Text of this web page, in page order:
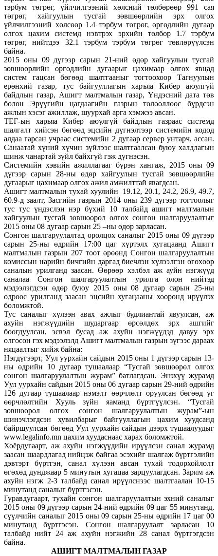
тэрбум төгрөг, үйлчилгээний хөлсний төлбөрөөр 991 сая
төгрөг, хайгуулын тусгай зөвшөөрлийн эрх олгох
үйлчилгээний хөлсөөр 1.4 тэрбум төгрөг, өргөдлийн дугаар
олгох цахим системд нэвтрэх эрхийн төлбөр 1.7 тэрбум
төгрөг, нийтдээ 32.1 тэрбум тэрбум төгрөг төвлөрүүлсэн
байна.
2015 оны 09 дүгээр сарын 21-ний өдөр хайгуулын тусгай
зөвшөөрлийн өргөдлийн дугаарыг цахимаар олгох явцад
систем гацсан бөгөөд шалтгааныг тогтоохоор Тагнуулын
ерөнхий газар, тус байгууллагын харъяа Кибер аюулгүй
байдлын газар, Ашигт малтмалын газар, Үндэсний дата төв
болон Эрүүгийн цагдаагийн газрын төлөөллөөс бүрдсэн
ажлын хэсэг ажиллаж, шуурхай арга хэмжээ авсан.
ТЕГ-ын харьяа Кибер аюулгүй байдлын газраас системд
шалгалт хийсэн бөгөөд эцсийн дүгнэлтээр системийн кодод
алдаа гарсан учраас системийн 2 дугаар сервер унтарч, ассан.
Санаатай хүний хүчин зүйлээс шалтгаалсан буюу халдлагын
шинж чанартай зүйл байхгүй гэж дүгнэсэн.
Системийн хэвийн ажиллагааг бүрэн хангаж, 2015 оны 09
дүгээр сарын 28-ны өдөр хайгуулын тусгай зөвшөөрлийн
дугаарыг цахимаар олгох ажил амжилттай явагдсан.
Ашигт малтмалын тухай хуулийн 19.12, 20.1, 24.2, 26.9, 49.7,
60.9-д заалт, Засгийн газрын 2014 оны 239 дүгээр тогтоолыг
тус тус үндэслэн нэр бүхий 10 талбайд ашигт малтмалын
хайгуулын тусгай зөвшөөрөл олгох сонгон шалгаруулалтыг
2015 оны 08 дугаар сарын 25 –ны өдөр зарласан.
Сонгон шалгаруулалтад оролцох саналыг 2015 оны 09 дүгээр
сарын 25-ны өдрийн 17:00 цаг хүртэлх хугацаанд Ашигт
малтмалын газрын 207 тоот өрөөнд Сонгон шалгаруулалтын
комиссын нарийн бичгийн даргад биечлэн хүлээлгэн өгөхөөр
саналын урилганд заасан. Өөрөөр хэлбэл аж ауйн нэгжүүд
саналаа Сонгон шалгаруулалтын урилга олон нийтэд
мэдээлэгдсэн өдөр буюу 2015 оны 08 дугаар сарын 25-ны
өдрөөс урилганд заасан эцсийн хугацааны хооронд ирүүлэх
боломжтой.
Тус саналыг хүлээн авах ажлыг будлиантай явуулсан, аж
ахуйн нэгжүүдийн шударгаар өрсөлдөх эрх ашгийг
боогдуулсан, эсвэл бусад аж ахуйн нэгжүүдэд давуу эрх
олгосон гэх мэдээлэлд Ашигт малтмалын газрын зүгээс дараах
няцаалтыг хийж байна:
Нэгдүгээрт, Уул уурхайн сайдын 2015 оны 1 дүгээр сарын 13-
ны өдрийн 10 дугаар тушаалаар “Тусгай зөвшөөрөл олгох
сонгон шалгаруулалтын журам” батлагдсан. Энэхүү журамд
Уул уурхайн сайдын 2015 оны 06 дугаар сарын 29-ний өдрийн
126 дугаар тушаалаар нэмэлт өөрчлөлт оруулсан бөгөөд уг
өөрчлөлтийн Хууль зүйн яаманд бүртгүүлсэн. “Тусгай
зөвшөөрөл олгох сонгон шалгаруулалтын журам”-ын
шинэчлэгдсэн хувилбарыг байгууллагын цахим хуудсанд
байршуулсан бөгөөд Уул уурхайн сайдын дээрх тушаалуудыг
www.legalinfo.mn цахим хуудаснаас харах боломжтой.
Хоёрдугаарт, аж ахуйн нэгжүүдийн ирүүлсэн санал журамд
заасан шаардлагад нийцэж байгаа эсэхийг шалгаж бүртгэлийн
дэвтэрт бүртгэн, санал хүлээн авсан тухай тодорхойлолт
өгөхөд дунджаар 5 минутын хугацаа зарцуулагдсан. Зарим аж
ахуйн нэгж 2-3 талбайд санал ирүүлснээс шалтгаалан 10-15
минутанд саналыг бүртгэсэн.
Гуравдугаарт, тухайн сонгон шалгаруулалтын эхний саналыг
2015 оны 09 дүгээр сарын 24-ний өдрийн 09 цаг 55 минутанд,
сүүлчийн саналыг 2015 оны 09 сарын 25-ны өдрийн 17 цаг 00
минутанд бүртгэсэн. Сонгон шалгаруулалт зарласан 10
талбайд нийт 24 аж ахуйн нэгжийн 28 санал бүртгэгдсэн
байна.
АШИГТ МАЛТМАЛЫН ГАЗАР